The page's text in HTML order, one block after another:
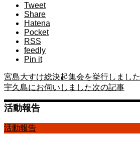
Tweet
Share
Hatena
Pocket
RSS
feedly
Pin it
宮島大すけ総決起集会を挙行しました
宇久島にお伺いしました次の記事
活動報告
活動報告